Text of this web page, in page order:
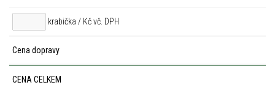
krabička / Kč vč. DPH
Cena dopravy
CENA CELKEM